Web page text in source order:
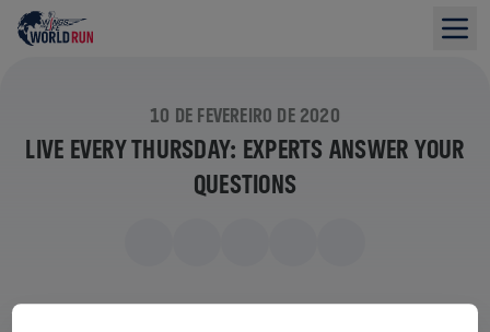
10 DE FEVEREIRO DE 2020
LIVE EVERY THURSDAY: EXPERTS ANSWER YOUR
QUESTIONS